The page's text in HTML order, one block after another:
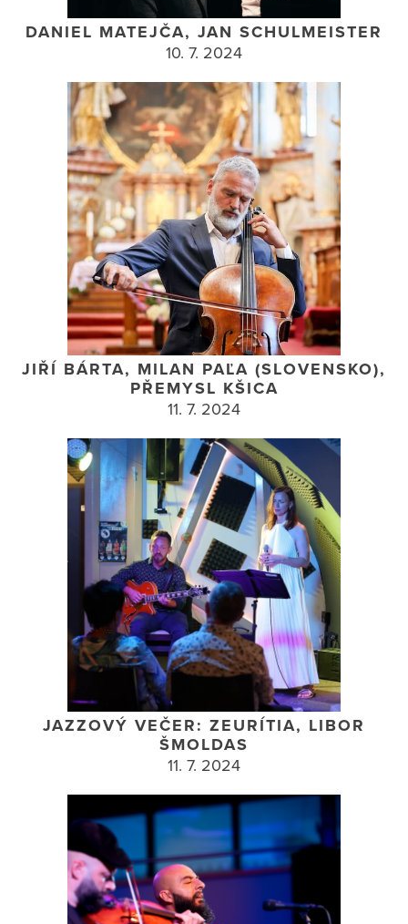
DANIEL MATEJČA, JAN SCHULMEISTER
10. 7. 2024
JIŘÍ BÁRTA, MILAN PAĽA (SLOVENSKO),
PŘEMYSL KŠICA
11. 7. 2024
JAZZOVÝ VEČER: ZEURÍTIA, LIBOR
ŠMOLDAS
11. 7. 2024